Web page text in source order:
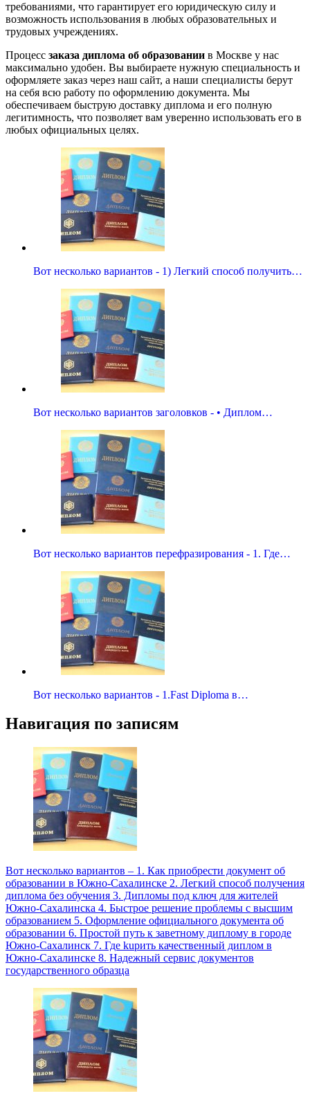
требованиями, что гарантирует его юридическую силу и
возможность использования в любых образовательных и
трудовых учреждениях.
Процесс заказа диплома об образовании в Москве у нас
максимально удобен. Вы выбираете нужную специальность и
оформляете заказ через наш сайт, а наши специалисты берут
на себя всю работу по оформлению документа. Мы
обеспечиваем быструю доставку диплома и его полную
легитимность, что позволяет вам уверенно использовать его в
любых официальных целях.
Вот несколько вариантов - 1) Легкий способ получить…
Вот несколько вариантов заголовков - • Диплом…
Вот несколько вариантов перефразирования - 1. Где…
Вот несколько вариантов - 1.Fast Diploma в…
Навигация по записям
Вот несколько вариантов – 1. Как приобрести документ об
образовании в Южно-Сахалинске 2. Легкий способ получения
диплома без обучения 3. Дипломы под ключ для жителей
Южно-Сахалинска 4. Быстрое решение проблемы с высшим
образованием 5. Оформление официального документа об
образовании 6. Простой путь к заветному диплому в городе
Южно-Сахалинск 7. Где kupить качественный диплом в
Южно-Сахалинске 8. Надежный сервис документов
государственного образца